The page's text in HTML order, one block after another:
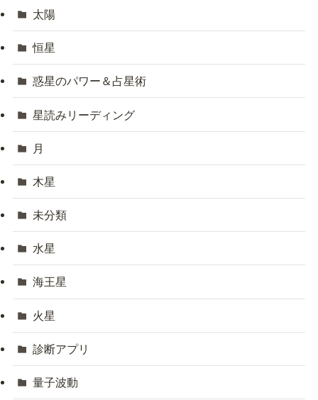
太陽
恒星
惑星のパワー＆占星術
星読みリーディング
月
木星
未分類
水星
海王星
火星
診断アプリ
量子波動